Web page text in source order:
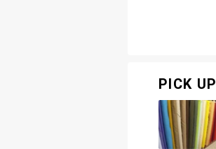
PICK UP